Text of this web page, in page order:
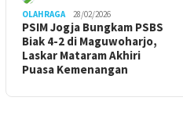
OLAHRAGA 28/02/2026
PSIM Jogja Bungkam PSBS
Biak 4-2 di Maguwoharjo,
Laskar Mataram Akhiri
Puasa Kemenangan